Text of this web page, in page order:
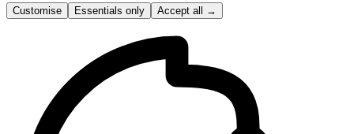
Customise Essentials only Accept all →